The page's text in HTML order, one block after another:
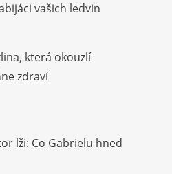
vašich ledvin
která okouzlí
zdraví
lži: Co Gabrielu hned